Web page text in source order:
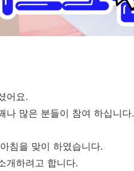
어요.
나 많은 분들이 참여 하십니다.
침을 맞이 하였습니다.
개하려고 합니다.